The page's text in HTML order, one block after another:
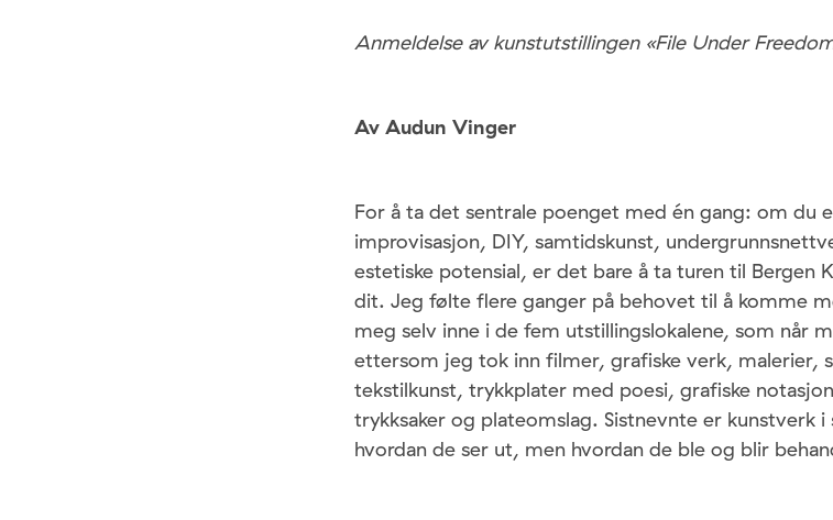
Anmeldelse av kunstutstillingen «File Under
Av Audun Vinger
For å ta det sentrale poenget med én gang: om du
improvisasjon, DIY, samtidskunst,
estetiske potensial, er det bare å ta turen til Bergen
dit. Jeg følte flere ganger på behovet til å komme
meg selv inne i de fem utstillingslokalene, som når
ettersom jeg tok inn filmer, grafiske verk, malerier,
tekstilkunst, trykkplater med poesi, grafiske
trykksaker og plateomslag. Sistnevnte er kunstverk i
hvordan de ser ut, men hvordan de ble og blir